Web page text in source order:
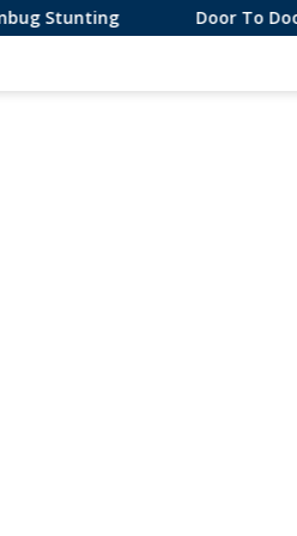
Door To Door, 3 KPM Desa Mekar